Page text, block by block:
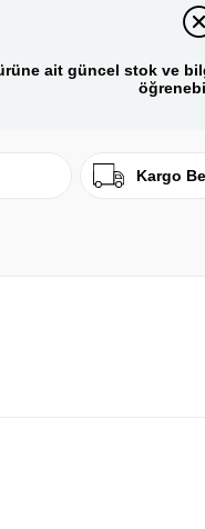
ait güncel stok ve
Kargo